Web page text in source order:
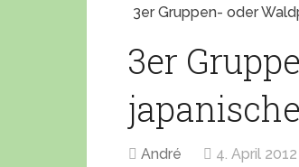
3er Gruppen- oder
3er
André 4. April 2012